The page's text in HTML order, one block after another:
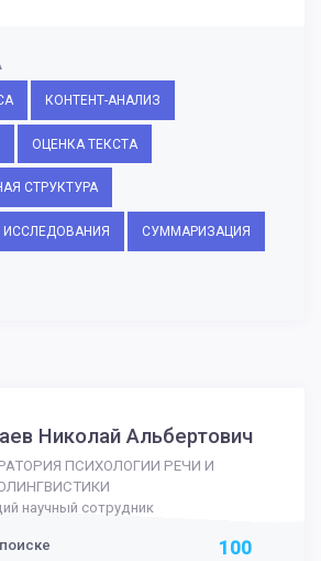
КОНТЕНТ-АНАЛИЗ
ОЦЕНКА ТЕКСТА
СТРУКТУРА
ИССЛЕДОВАНИЯ СУММАРИЗАЦИЯ
Николай Альбертович
ПСИХОЛОГИИ РЕЧИ И
научный сотрудник
100